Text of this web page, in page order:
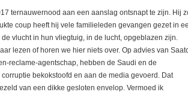
ternauwernood aan een aanslag ontsnapt te zijn. Hij
coup heeft hij vele familieleden gevangen gezet in
vlucht in hun vliegtuig, in de lucht, opgeblazen zijn.
lezen of horen we hier niets over. Op advies van
reclame-agentschap, hebben de Saudi en de
bekokstoofd en aan de media gevoerd. Dat
van een dikke gesloten envelop. Vermoed ik